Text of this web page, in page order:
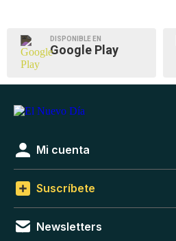
DISPONIBLE EN
Google Play
Mi cuenta
Suscríbete
Newsletters